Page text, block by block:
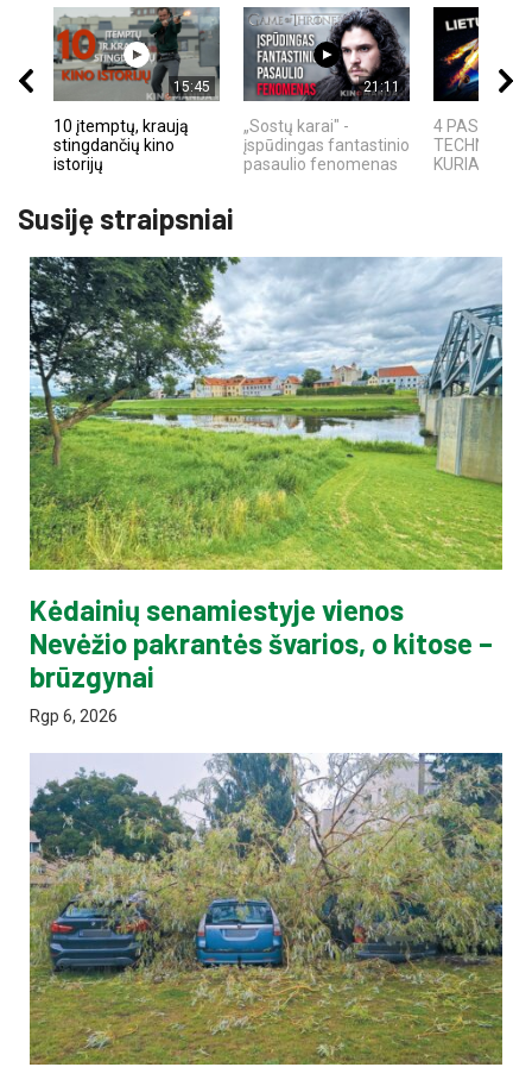
15:45
10 įtemptų, kraują
stingdančių kino
istorijų
21:11
„Sostų karai" -
įspūdingas fantastinio
pasaulio fenomenas
4
KURIAS
Susiję straipsniai
Kėdainių senamiestyje vienos
Nevėžio pakrantės švarios, o kitose –
brūzgynai
Rgp 6, 2026